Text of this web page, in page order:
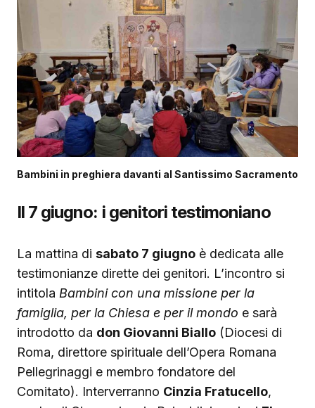
Bambini in preghiera davanti al Santissimo Sacramento
Il 7 giugno: i genitori testimoniano
La mattina di sabato 7 giugno è dedicata alle
testimonianze dirette dei genitori. L’incontro si
intitola Bambini con una missione per la
famiglia, per la Chiesa e per il mondo e sarà
introdotto da don Giovanni Biallo (Diocesi di
Roma, direttore spirituale dell’Opera Romana
Pellegrinaggi e membro fondatore del
Comitato). Interverranno Cinzia Fratucello,